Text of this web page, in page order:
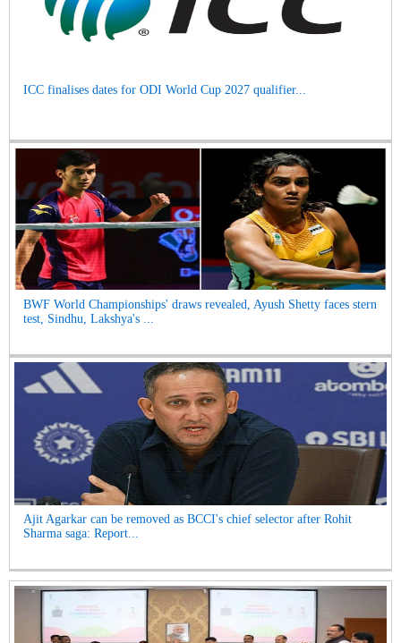
ICC finalises dates for ODI World Cup 2027 qualifier...
BWF World Championships' draws revealed, Ayush Shetty faces stern
test, Sindhu, Lakshya's ...
Ajit Agarkar can be removed as BCCI's chief selector after Rohit
Sharma saga: Report...